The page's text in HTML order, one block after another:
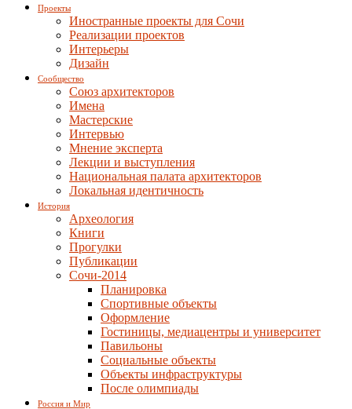
Проекты
Иностранные проекты для Сочи
Реализации проектов
Интерьеры
Дизайн
Сообщество
Союз архитекторов
Имена
Мастерские
Интервью
Мнение эксперта
Лекции и выступления
Национальная палата архитекторов
Локальная идентичность
История
Археология
Книги
Прогулки
Публикации
Сочи-2014
Планировка
Спортивные объекты
Оформление
Гостиницы, медиацентры и университет
Павильоны
Социальные объекты
Объекты инфраструктуры
После олимпиады
Россия и Мир